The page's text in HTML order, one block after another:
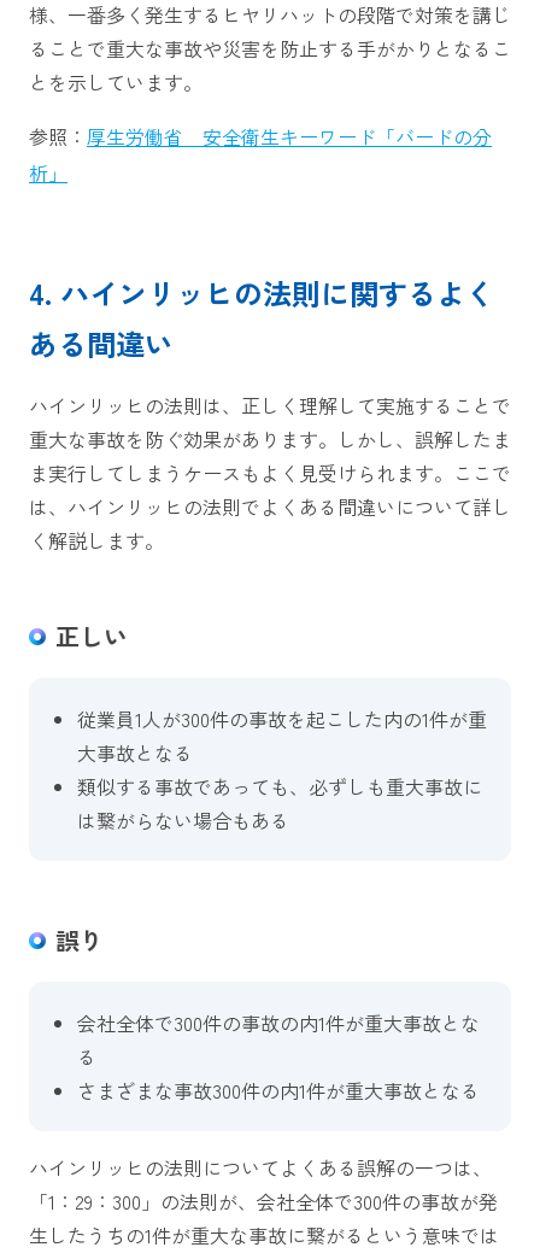
様、一番多く発生するヒヤリハットの段階で対策を講じ
ることで重大な事故や災害を防止する手がかりとなるこ
とを示しています。
参照： 厚生労働省 安全衛生キーワード「バードの分
析」
4. ハインリッヒの法則に関するよく
ある間違い
ハインリッヒの法則は、正しく理解して実施することで
重大な事故を防ぐ効果があります。しかし、誤解したま
ま実行してしまうケースもよく見受けられます。ここで
は、ハインリッヒの法則でよくある間違いについて詳し
く解説します。
正しい
従業員1人が300件の事故を起こした内の1件が重
大事故となる
類似する事故であっても、必ずしも重大事故に
は繋がらない場合もある
誤り
会社全体で300件の事故の内1件が重大事故とな
る
さまざまな事故300件の内1件が重大事故となる
ハインリッヒの法則についてよくある誤解の一つは、
「1：29：300」の法則が、会社全体で300件の事故が発
生したうちの1件が重大な事故に繋がるという意味では